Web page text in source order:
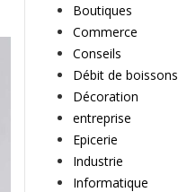
Boutiques
Commerce
Conseils
Débit de boissons
Décoration
entreprise
Epicerie
Industrie
Informatique